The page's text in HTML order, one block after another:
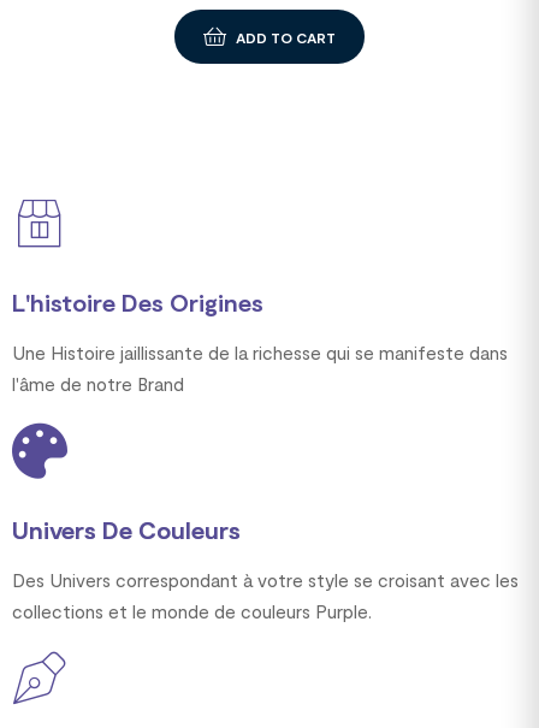
ADD TO CART
L'histoire Des Origines
Une Histoire jaillissante de la richesse qui se manifeste dans
l'âme de notre Brand
Univers De Couleurs
Des Univers correspondant à votre style se croisant avec les
collections et le monde de couleurs Purple.